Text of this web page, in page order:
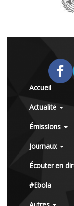
Accueil
Actualité
Émissions
Journaux
Écouter en
#Ebola
Autres